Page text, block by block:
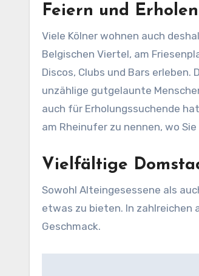
Feiern und
Viele Kölner wohnen auch
Belgischen Viertel, am
Discos, Clubs und Bars
unzählige gutgelaunte
auch für Erholungssuchende
am Rheinufer zu nennen, wo
Vielfältige
Sowohl Alteingesessene als
etwas zu bieten. In zahlreichen
Geschmack.